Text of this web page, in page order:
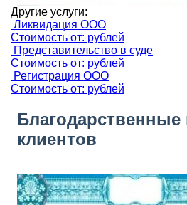
Другие услуги:
Ликвидация ООО
Стоимость от: рублей
Представительство в суде
Стоимость от: рублей
Регистрация ООО
Стоимость от: рублей
Благодарственные
клиентов